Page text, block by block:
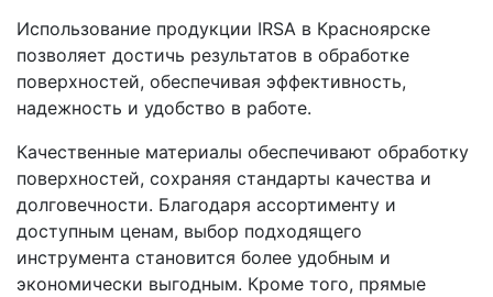
Использование продукции IRSA в Красноярске
позволяет достичь результатов в обработке
поверхностей, обеспечивая эффективность,
надежность и удобство в работе.
Качественные материалы обеспечивают обработку
поверхностей, сохраняя стандарты качества и
долговечности. Благодаря ассортименту и
доступным ценам, выбор подходящего
инструмента становится более удобным и
экономически выгодным. Кроме того, прямые